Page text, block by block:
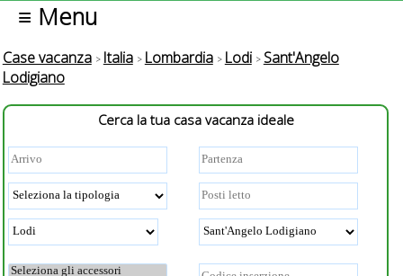
≡ Menu
Case vacanza Italia Lombardia Lodi
Sant'Angelo
Lodigiano
Cerca la tua casa vacanza ideale